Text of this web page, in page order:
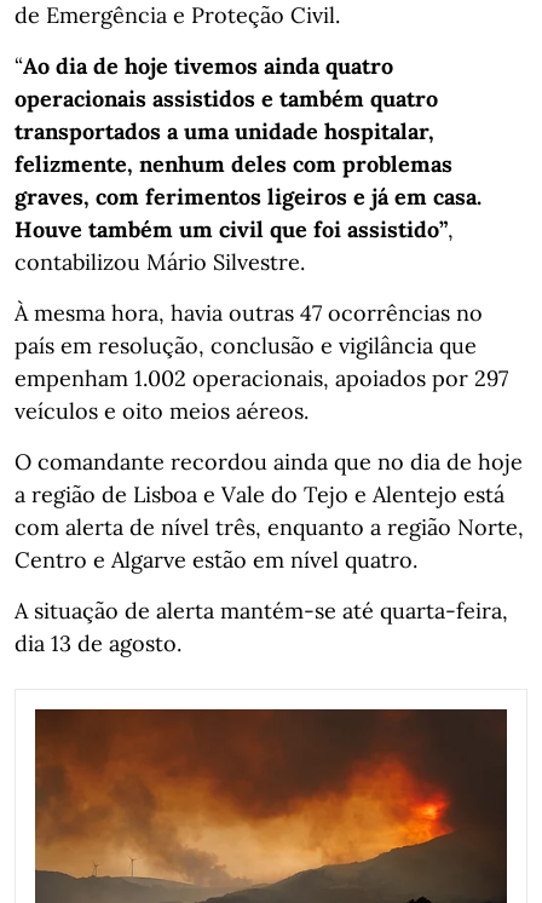
de Emergência e Proteção Civil.
“Ao dia de hoje tivemos ainda quatro
operacionais assistidos e também quatro
transportados a uma unidade hospitalar,
felizmente, nenhum deles com problemas
graves, com ferimentos ligeiros e já em casa.
Houve também um civil que foi assistido”,
contabilizou Mário Silvestre.
À mesma hora, havia outras 47 ocorrências no
país em resolução, conclusão e vigilância que
empenham 1.002 operacionais, apoiados por 297
veículos e oito meios aéreos.
O comandante recordou ainda que no dia de hoje
a região de Lisboa e Vale do Tejo e Alentejo está
com alerta de nível três, enquanto a região Norte,
Centro e Algarve estão em nível quatro.
A situação de alerta mantém-se até quarta-feira,
dia 13 de agosto.